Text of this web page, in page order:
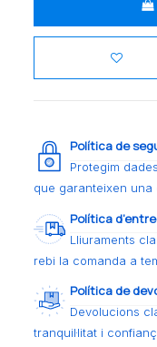
Política de
Protegim
que garanteixen una
Política
Lliuraments
rebi la comanda a
Política de
Devolucions
tranquil·litat i